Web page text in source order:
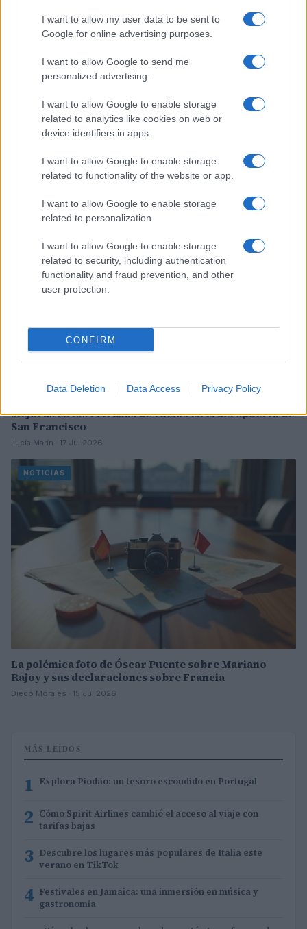
I want to allow my user data to be sent to
Google for online advertising purposes.
I want to allow Google to send me
personalized advertising.
I want to allow Google to enable storage
related to analytics like cookies on web or
device identifiers in apps.
I want to allow Google to enable storage
related to functionality of the website or app.
I want to allow Google to enable storage
related to personalization.
I want to allow Google to enable storage
related to security, including authentication
functionality and fraud prevention, and other
user protection.
CONFIRM
Data Deletion Data Access Privacy Policy
Incidente de fuego en la Terminal 2 del aeropuerto
Murtala Muhammed en Lagos
NOTICIAS
Mejoras en los retrasos de vuelos en el aeropuerto de
San Francisco
Lucía Marín · 17 Jul 2026
NOTICIAS
La polémica foto de Óscar Puente sobre Mariano
Rajoy y sus declaraciones sobre Francia
Diego Morales · 15 Jul 2026
MÁS LEÍDOS
1 Explora Piodão: un tesoro escondido en Portugal
2 Cómo Spirit Airlines cambió el acceso al viaje con
tarifas bajas
3 Descubre los lugares más populares de Italia este
verano en TikTok
4 Festivales en Jamaica: una inmersión en música y
gastronomía